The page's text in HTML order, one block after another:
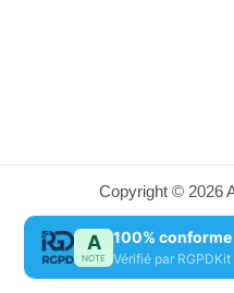
Copyright © 2026
A
NOTE
100% conforme
Vérifié par RGPDKit